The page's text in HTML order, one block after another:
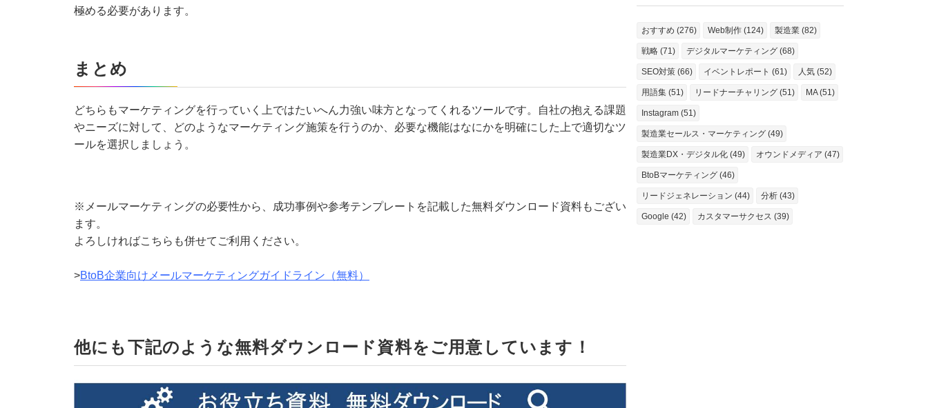
極める必要があります。
まとめ
どちらもマーケティングを行っていく上ではたいへん力強い味方となってくれるツールです。自社の抱える課題
やニーズに対して、どのようなマーケティング施策を行うのか、必要な機能はなにかを明確にした上で適切なツ
ールを選択しましょう。
※メールマーケティングの必要性から、成功事例や参考テンプレートを記載した無料ダウンロード資料もござい
ます。
よろしければこちらも併せてご利用ください。
>BtoB企業向けメールマーケティングガイドライン（無料）
他にも下記のような無料ダウンロード資料をご用意しています！
おすすめ (276) Web制作 (124) 製造業 (82)
戦略 (71) デジタルマーケティング (68)
SEO対策 (66) イベントレポート (61) 人気 (52)
用語集 (51) リードナーチャリング (51) MA (51)
Instagram (51)
製造業セールス・マーケティング (49)
製造業DX・デジタル化 (49) オウンドメディア (47)
BtoBマーケティング (46)
リードジェネレーション (44) 分析 (43)
Google (42) カスタマーサクセス (39)